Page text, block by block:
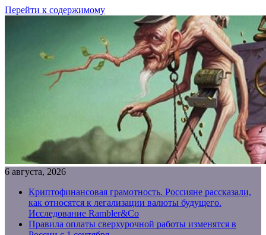
Перейти к содержимому
6 августа, 2026
Криптофинансовая грамотность. Россияне рассказали,
как относятся к легализации валюты будущего.
Исследование Rambler&Co
Правила оплаты сверхурочной работы изменятся в